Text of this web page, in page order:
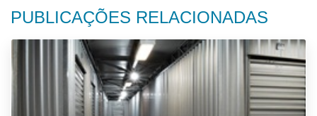
PUBLICAÇÕES RELACIONADAS